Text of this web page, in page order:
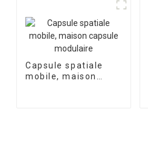
Capsule spatiale
mobile, maison